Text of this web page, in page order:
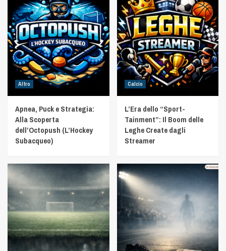
Altro
Apnea, Puck e Strategia:
Alla Scoperta
dell’Octopush (L’Hockey
Subacqueo)
Calcio
L’Era dello “Sport-
Tainment”: Il Boom delle
Leghe Create dagli
Streamer